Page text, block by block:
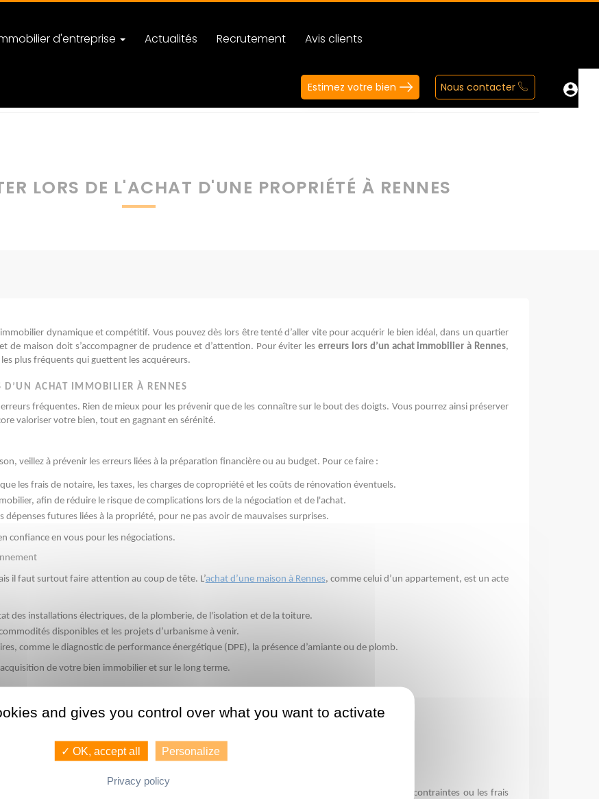
d'entreprise Actualités Recrutement Avis clients
Estimez votre bien Nous contacter
Les erreurs à éviter lors de l'achat d'une propriété à Rennes
LORS DE L'ACHAT D'UNE PROPRIÉTÉ À RENNES
dynamique et compétitif. Vous pouvez dès lors être tenté d’aller vite pour acquérir le bien idéal, dans un quartier
de maison doit s’accompagner de prudence et d’attention. Pour éviter les erreurs lors d’un achat immobilier à Rennes,
plus fréquents qui guettent les acquéreurs.
D’UN ACHAT IMMOBILIER À RENNES
fréquentes. Rien de mieux pour les prévenir que de les connaître sur le bout des doigts. Vous pourrez ainsi préserver
valoriser votre bien, tout en gagnant en sérénité.
veillez à prévenir les erreurs liées à la préparation financière ou au budget. Pour ce faire :
les frais de notaire, les taxes, les charges de copropriété et les coûts de rénovation éventuels.
afin de réduire le risque de complications lors de la négociation et de l'achat.
futures liées à la propriété, pour ne pas avoir de mauvaises surprises.
confiance en vous pour les négociations.
il faut surtout faire attention au coup de tête. L’achat d’une maison à Rennes, comme celui d’un appartement, est un acte
des installations électriques, de la plomberie, de l'isolation et de la toiture.
disponibles et les projets d’urbanisme à venir.
comme le diagnostic de performance énergétique (DPE), la présence d’amiante ou de plomb.
de votre bien immobilier et sur le long terme.
qui exige également de nombreuses démarches administratives. Il faut donc veiller à :
le compromis de vente ou l'acte définitif.
procès-verbaux des assemblées générales et les comptes rendus financiers.
à l’achat immobilier.
dans le compromis de vente ou les règlements de copropriété. C’est la clé pour éviter les contraintes ou les frais
and gives you control over what you want to activate
✓ OK, accept all Personalize
Privacy policy